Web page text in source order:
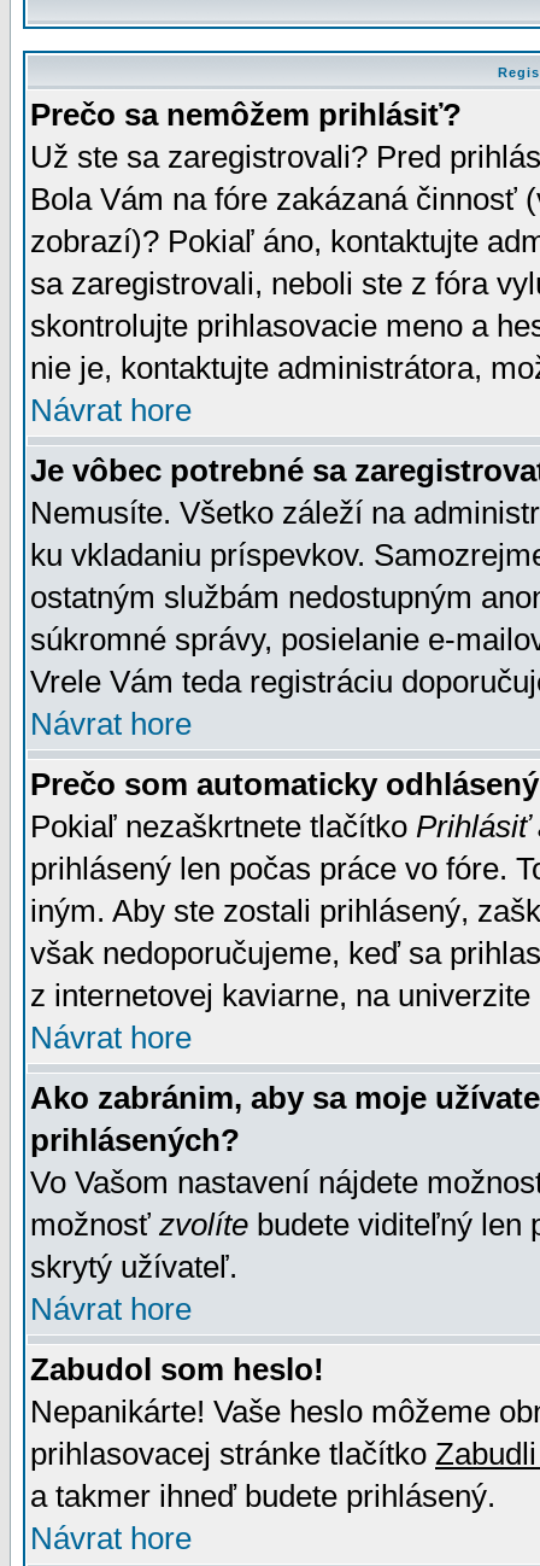
Prečo sa nemôžem prihlásiť?
Už ste sa zaregistrovali? Pred
Bola Vám na fóre zakázaná činnosť
zobrazí)? Pokiaľ áno, kontaktujte
sa zaregistrovali, neboli ste z fóra
skontrolujte prihlasovacie meno a
nie je, kontaktujte administrátora,
Návrat hore
Je vôbec potrebné sa
Nemusíte. Všetko záleží na
ku vkladaniu príspevkov.
ostatným službám nedostupným
súkromné správy, posielanie e-
Vrele Vám teda registráciu
Návrat hore
Prečo som automaticky
Pokiaľ nezaškrtnete tlačítko Prihlásiť
prihlásený len počas práce vo fóre.
iným. Aby ste zostali prihlásený,
však nedoporučujeme, keď sa
z internetovej kaviarne, na univerzite
Návrat hore
Ako zabránim, aby sa moje
prihlásených?
Vo Vašom nastavení nájdete
možnosť zvolíte budete viditeľný len
skrytý užívateľ.
Návrat hore
Zabudol som heslo!
Nepanikárte! Vaše heslo môžeme
prihlasovacej stránke tlačítko
a takmer ihneď budete prihlásený.
Návrat hore